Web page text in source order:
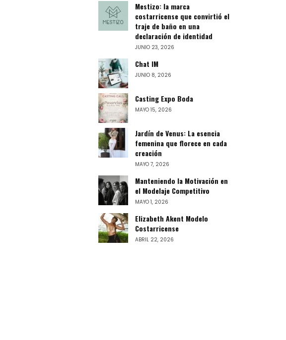
Mestizo: la marca
costarricense que convirtió el
traje de baño en una
declaración de identidad
JUNIO 23, 2026
Chat IM
JUNIO 8, 2026
Casting Expo Boda
MAYO 15, 2026
Jardín de Venus: La esencia
femenina que florece en cada
creación
MAYO 7, 2026
Manteniendo la Motivación en
el Modelaje Competitivo
MAYO 1, 2026
Elizabeth Akent Modelo
Costarricense
ABRIL 22, 2026